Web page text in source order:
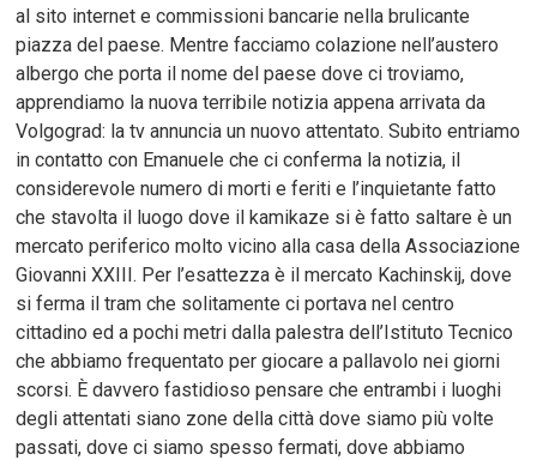
al sito internet e commissioni bancarie nella brulicante
piazza del paese. Mentre facciamo colazione nell’austero
albergo che porta il nome del paese dove ci troviamo,
apprendiamo la nuova terribile notizia appena arrivata da
Volgograd: la tv annuncia un nuovo attentato. Subito entriamo
in contatto con Emanuele che ci conferma la notizia, il
considerevole numero di morti e feriti e l’inquietante fatto
che stavolta il luogo dove il kamikaze si è fatto saltare è un
mercato periferico molto vicino alla casa della Associazione
Giovanni XXIII. Per l’esattezza è il mercato Kachinskij, dove
si ferma il tram che solitamente ci portava nel centro
cittadino ed a pochi metri dalla palestra dell’Istituto Tecnico
che abbiamo frequentato per giocare a pallavolo nei giorni
scorsi. È davvero fastidioso pensare che entrambi i luoghi
degli attentati siano zone della città dove siamo più volte
passati, dove ci siamo spesso fermati, dove abbiamo